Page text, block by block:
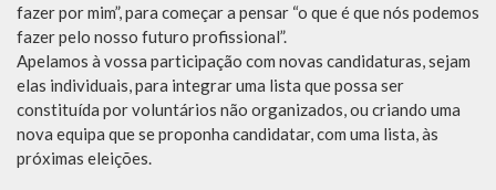
fazer por mim”, para começar a pensar “o que é que nós podemos
fazer pelo nosso futuro profissional”.
Apelamos à vossa participação com novas candidaturas, sejam
elas individuais, para integrar uma lista que possa ser
constituída por voluntários não organizados, ou criando uma
nova equipa que se proponha candidatar, com uma lista, às
próximas eleições.